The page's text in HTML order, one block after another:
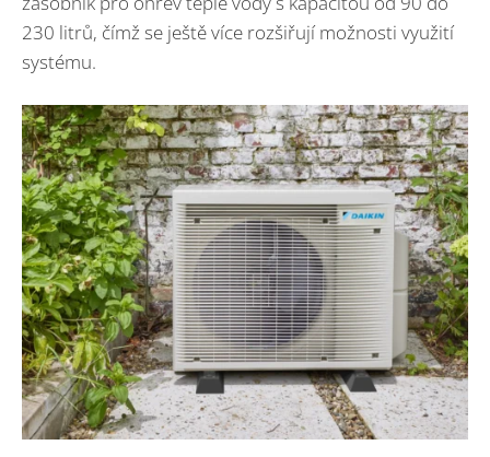
230 litrů, čímž se ještě více rozšiřují možnosti využití
systému.